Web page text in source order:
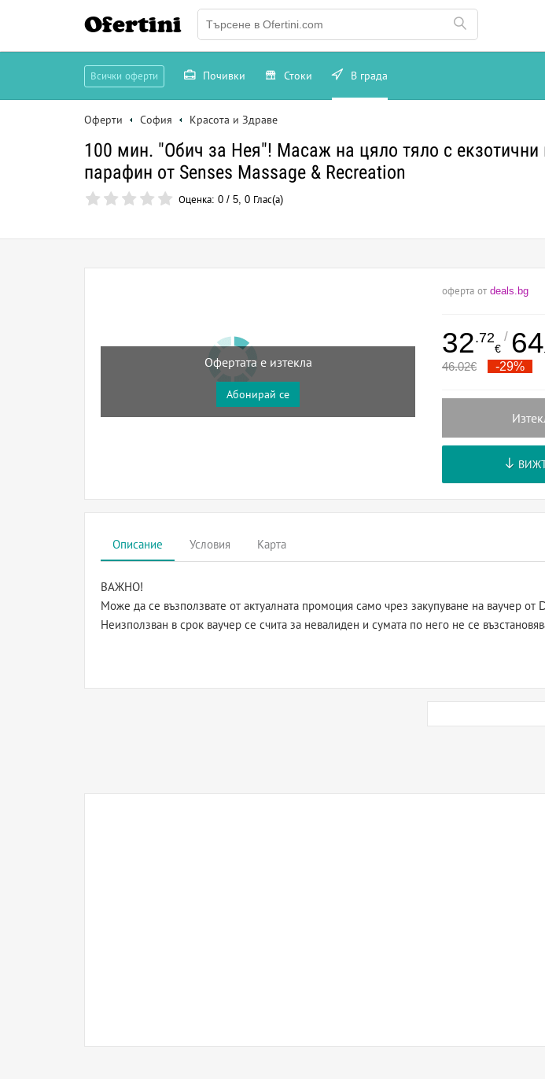
Ofertini
Всички оферти Почивки Стоки В града
Оферти София Красота и Здраве
100 мин. "Обич за Нея"! Масаж на цяло тяло с
парафин от Senses Massage & Recreation
Оценка: 0 / 5, 0 Глас(а)
Офертата е изтекла
Абонирай се
оферта от deals.bg
32.72
€
/ 64
46.02€ -29%
Описание Условия Карта
ВАЖНО!
Може да се възползвате от актуалната промоция само чрез закупуване на ваучер от
Неизползван в срок ваучер се счита за невалиден и сумата по него не се